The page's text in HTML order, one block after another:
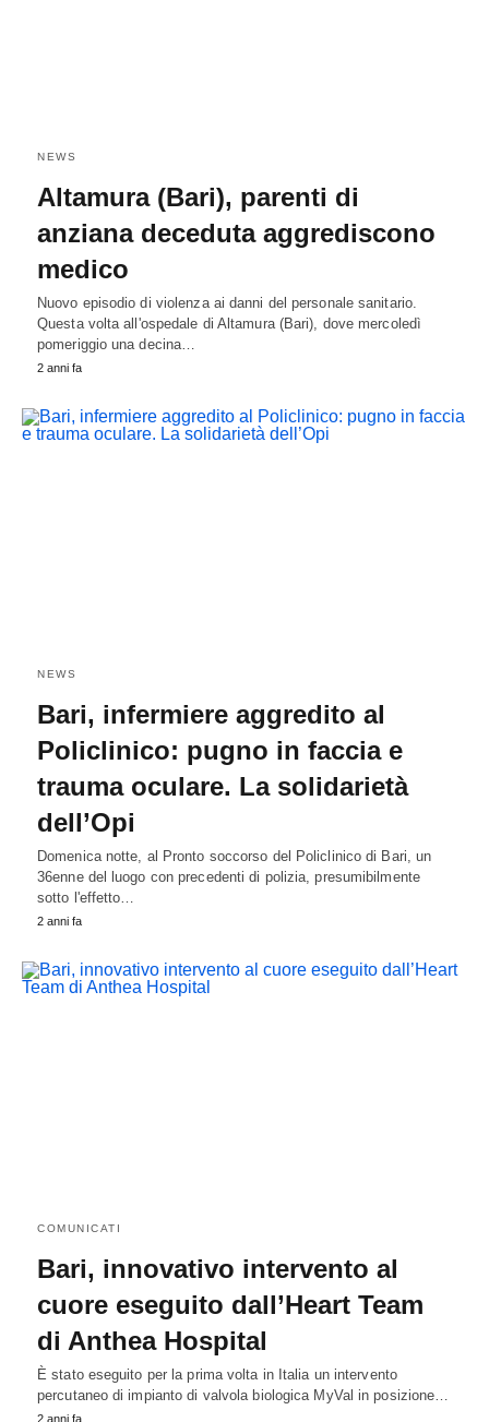
NEWS
Altamura (Bari), parenti di
anziana deceduta aggrediscono
medico
Nuovo episodio di violenza ai danni del personale sanitario.
Questa volta all'ospedale di Altamura (Bari), dove mercoledì
pomeriggio una decina…
2 anni fa
NEWS
Bari, infermiere aggredito al
Policlinico: pugno in faccia e
trauma oculare. La solidarietà
dell’Opi
Domenica notte, al Pronto soccorso del Policlinico di Bari, un
36enne del luogo con precedenti di polizia, presumibilmente
sotto l'effetto…
2 anni fa
COMUNICATI
Bari, innovativo intervento al
cuore eseguito dall’Heart Team
di Anthea Hospital
È stato eseguito per la prima volta in Italia un intervento
percutaneo di impianto di valvola biologica MyVal in posizione…
2 anni fa